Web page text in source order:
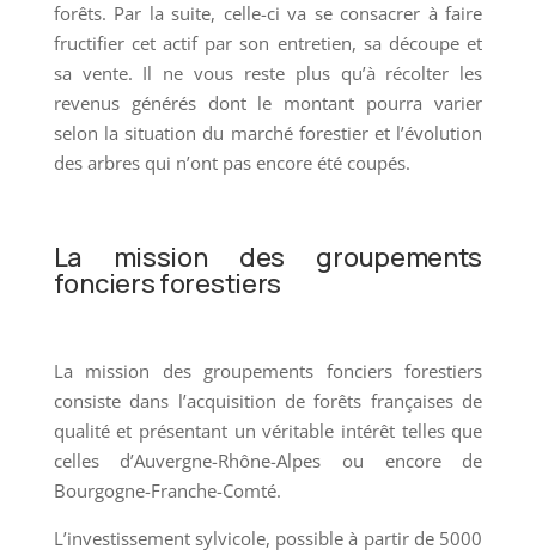
forêts. Par la suite, celle-ci va se consacrer à faire
fructifier cet actif par son entretien, sa découpe et
sa vente. Il ne vous reste plus qu’à récolter les
revenus générés dont le montant pourra varier
selon la situation du marché forestier et l’évolution
des arbres qui n’ont pas encore été coupés.
La mission des groupements
fonciers forestiers
La mission des groupements fonciers forestiers
consiste dans l’acquisition de forêts françaises de
qualité et présentant un véritable intérêt telles que
celles d’Auvergne-Rhône-Alpes ou encore de
Bourgogne-Franche-Comté.
L’investissement sylvicole, possible à partir de 5000